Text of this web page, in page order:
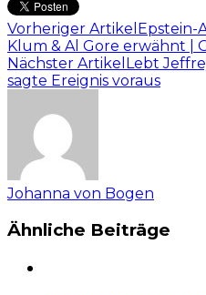
Vorheriger Artikel Epstein-
Klum & Al Gore erwähnt |
Nächster Artikel Lebt
sagte Ereignis voraus
Johanna von Bogen
Ähnliche Beiträge